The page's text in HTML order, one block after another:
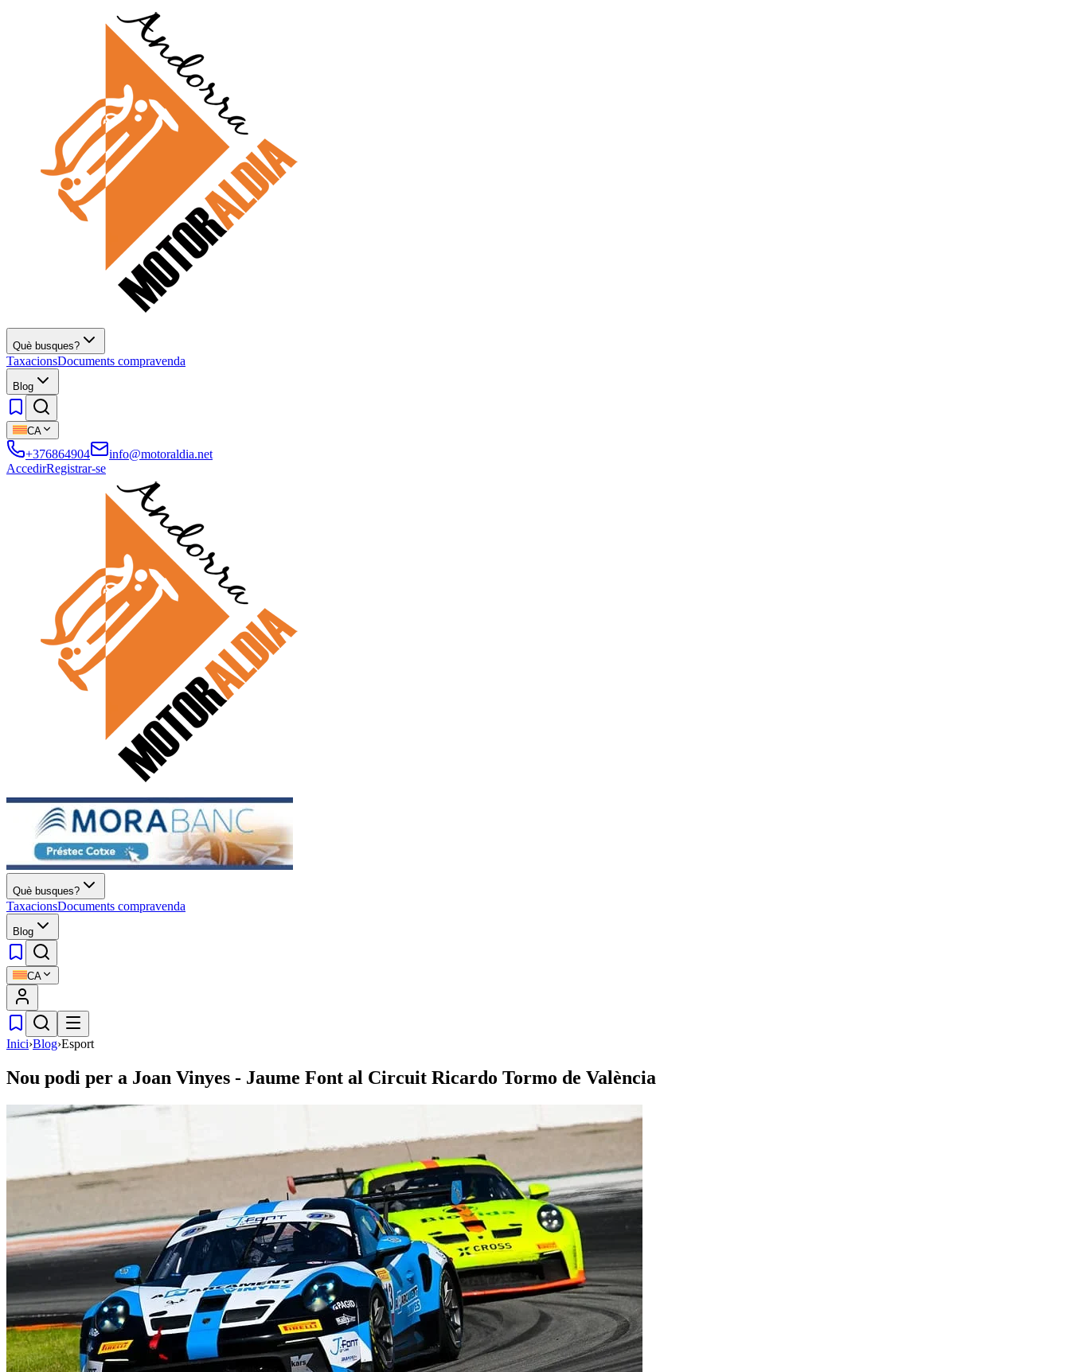
Què busques?
TaxacionsDocuments compravenda
Blog
CA
+376864904
info@motoraldia.net
AccedirRegistrar-se
Què busques?
TaxacionsDocuments compravenda
Blog
CA
Inici›Blog›Esport
Nou podi per a Joan Vinyes - Jaume Font al Circuit Ricardo Tormo de València